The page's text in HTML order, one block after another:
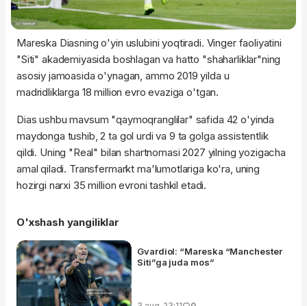
Mareska Diasning o'yin uslubini yoqtiradi. Vinger faoliyatini
"Siti" akademiyasida boshlagan va hatto "shaharliklar"ning
asosiy jamoasida o'ynagan, ammo 2019 yilda u
madridliklarga 18 million evro evaziga o'tgan.
Dias ushbu mavsum "qaymoqranglilar" safida 42 o'yinda
maydonga tushib, 2 ta gol urdi va 9 ta golga assistentlik
qildi. Uning "Real" bilan shartnomasi 2027 yilning yozigacha
amal qiladi. Transfermarkt ma'lumotlariga ko'ra, uning
hozirgi narxi 35 million evroni tashkil etadi.
O'xshash yangiliklar
Gvardiol: “Mareska “Manchester
Siti”ga juda mos”